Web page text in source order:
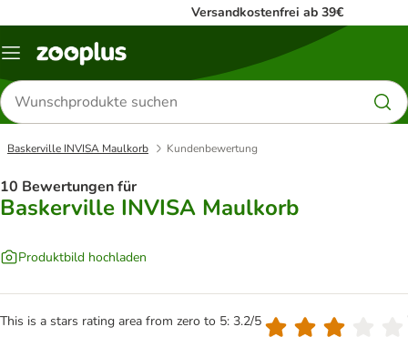
Versandkostenfrei ab 39€
Menü
Produkte
suchen
Baskerville INVISA Maulkorb Kundenbewertung
10 Bewertungen für
Baskerville INVISA Maulkorb
Produktbild hochladen
This is a stars rating area from zero to 5: 3.2/5